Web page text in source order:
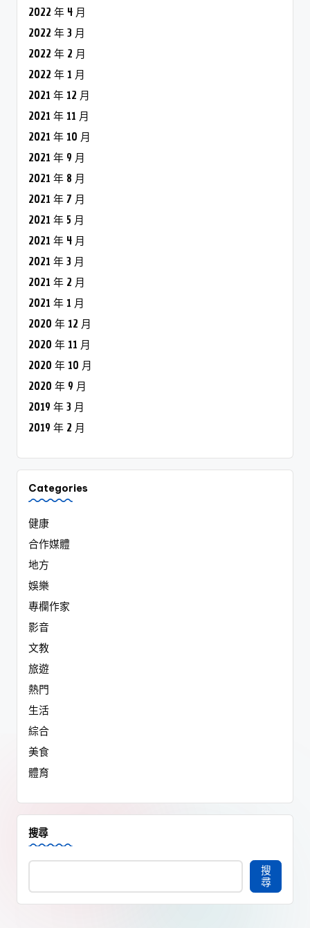
2022 年 4 月
2022 年 3 月
2022 年 2 月
2022 年 1 月
2021 年 12 月
2021 年 11 月
2021 年 10 月
2021 年 9 月
2021 年 8 月
2021 年 7 月
2021 年 5 月
2021 年 4 月
2021 年 3 月
2021 年 2 月
2021 年 1 月
2020 年 12 月
2020 年 11 月
2020 年 10 月
2020 年 9 月
2019 年 3 月
2019 年 2 月
Categories
健康
合作媒體
地方
娛樂
專欄作家
影音
文教
旅遊
熱門
生活
綜合
美食
體育
搜尋
搜
尋